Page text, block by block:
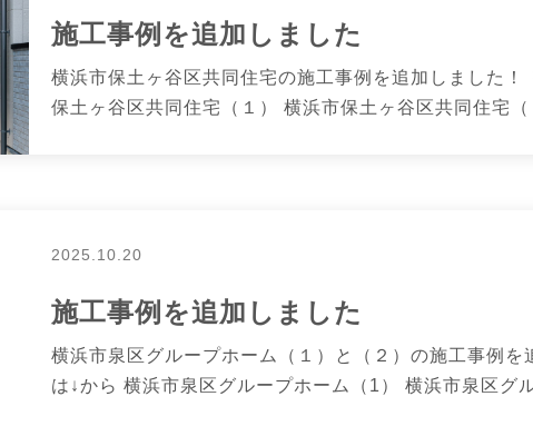
施工事例を追加しました
横浜市保土ヶ谷区共同住宅の施工事例を追加しました！
保土ヶ谷区共同住宅（１） 横浜市保土ヶ谷区共同住宅（
2025.10.20
施工事例を追加しました
横浜市泉区グループホーム（１）と（２）の施工事例を
は↓から 横浜市泉区グループホーム（1） 横浜市泉区グ